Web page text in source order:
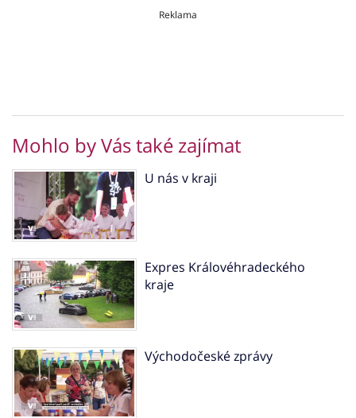
Reklama
Mohlo by Vás také zajímat
U nás v kraji
Expres Královéhradeckého
kraje
Východočeské zprávy